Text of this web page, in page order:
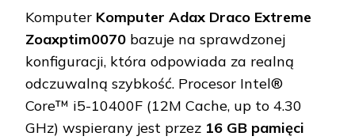
Komputer Komputer Adax Draco Extreme
Zoaxptim0070 bazuje na sprawdzonej
konfiguracji, która odpowiada za realną
odczuwalną szybkość. Procesor Intel®
Core™ i5-10400F (12M Cache, up to 4.30
GHz) wspierany jest przez 16 GB pamięci